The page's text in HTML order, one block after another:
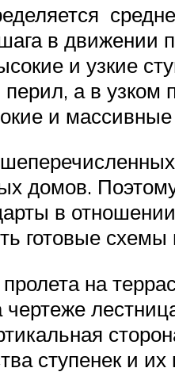
в движении
и узкие
перил, а в
и
домов.
в
готовые схемы
на
ступенек и